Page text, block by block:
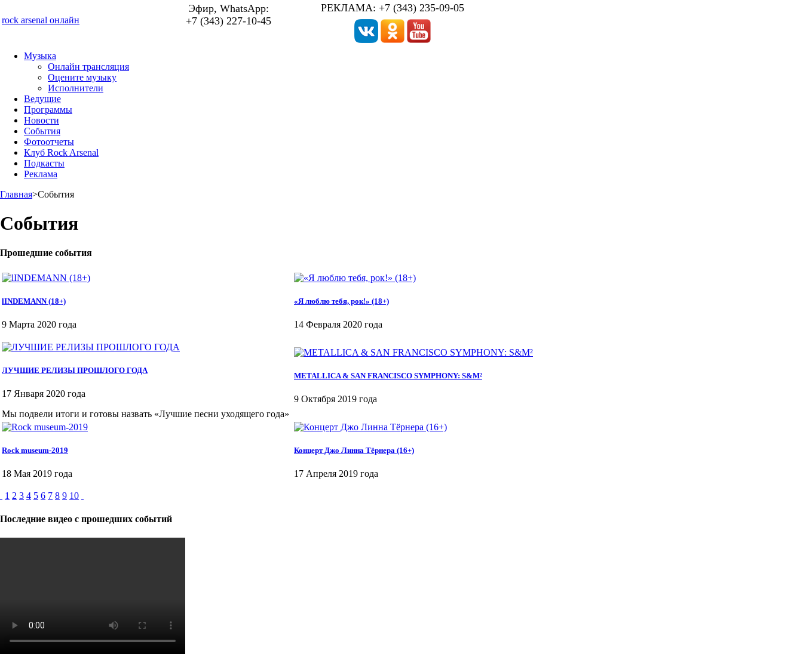
rock arsenal онлайн
Эфир, WhatsApp:
+7 (343) 227-10-45
РЕКЛАМА: +7 (343) 235-09-05
Музыка
Онлайн трансляция
Оцените музыку
Исполнители
Ведущие
Программы
Новости
События
Фотоотчеты
Клуб Rock Arsenal
Подкасты
Реклама
Главная>События
События
Прошедшие события
lINDEMANN (18+)
9 Марта 2020 года
«Я люблю тебя, рок!» (18+)
14 Февраля 2020 года
ЛУЧШИЕ РЕЛИЗЫ ПРОШЛОГО ГОДА
17 Января 2020 года
Мы подвели итоги и готовы назвать «Лучшие песни уходящего года»
METALLICA & SAN FRANCISCO SYMPHONY: S&M²
9 Октября 2019 года
Rock museum-2019
18 Мая 2019 года
Концерт Джо Линна Тёрнера (16+)
17 Апреля 2019 года
1 2 3 4 5 6 7 8 9 10
Последние видео с прошедших событий